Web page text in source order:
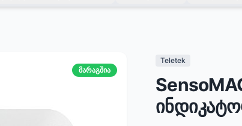
მარაგშია
Teletek